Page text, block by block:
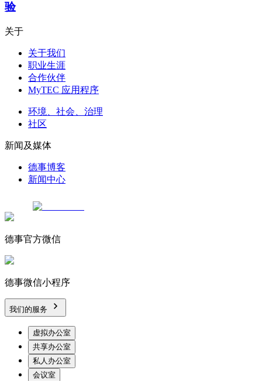
验
关于
关于我们
职业生涯
合作伙伴
MyTEC 应用程序
环境、社会、治理
社区
新闻及媒体
德事博客
新闻中心
德事官方微信
德事微信小程序
我们的服务
虚拟办公室
共享办公室
私人办公室
会议室